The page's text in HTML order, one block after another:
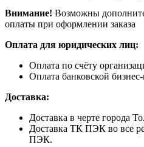
Внимание! Возможны
оплаты при оформлении заказа
Оплата для юридических лиц:
Оплата по счёту
Оплата банковской
Доставка:
Доставка в черте города
Доставка ТК ПЭК во все
ПЭК.